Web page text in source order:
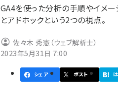
GA4を使った分析の手順やイメ
とアドホックという2つの視点。
佐々木 秀憲（ウェブ解析士）
2023年5月31日 7:00
シェア ポスト